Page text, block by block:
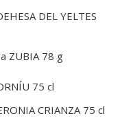
DEL YELTES
ZUBIA 78 g
75 cl
CRIANZA 75 cl